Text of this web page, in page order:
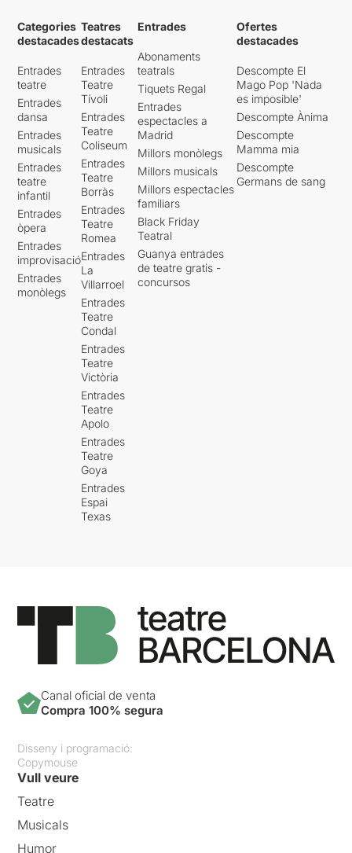
Categories
destacades
Entrades
teatre
Entrades
dansa
Entrades
musicals
Entrades
teatre
infantil
Entrades
òpera
Entrades
improvisació
Entrades
monòlegs
Teatres
destacats
Entrades
Teatre
Tívoli
Entrades
Teatre
Coliseum
Entrades
Teatre
Borràs
Entrades
Teatre
Romea
Entrades
La
Villarroel
Entrades
Teatre
Condal
Entrades
Teatre
Victòria
Entrades
Teatre
Apolo
Entrades
Teatre
Goya
Entrades
Espai
Texas
Entrades
Abonaments
teatrals
Tiquets Regal
Entrades
espectacles a
Madrid
Millors monòlegs
Millors musicals
Millors espectacles
familiars
Black Friday
Teatral
Guanya entrades
de teatre gratis -
concursos
Ofertes
destacades
Descompte El
Mago Pop 'Nada
es imposible'
Descompte Ànima
Descompte
Mamma mia
Descompte
Germans de sang
Canal oficial de venta
Compra 100% segura
Disseny i programació:
Copymouse
Vull veure
Teatre
Musicals
Humor